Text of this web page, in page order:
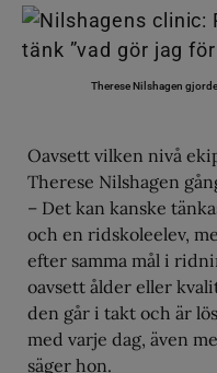
Therese Nilshagen
Oavsett vilken nivå
Therese Nilshagen
– Det kan kanske
och en ridskoleelev,
efter samma mål i
oavsett ålder eller
den går i takt och är
med varje dag, även
säger hon.